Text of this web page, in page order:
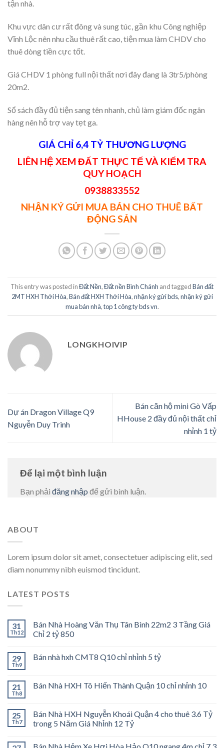
tận nhà.
Khu vực dân cư rất đông và sung túc, gần khu Công nghiệp
Vĩnh Lộc nên nhu cầu thuê rất cao, tiện mua làm CHDV cho
thuê dòng tiền cực tốt.
Giá CHDV 1 phòng full nội thất nơi đây đang là 3tr5/phòng
20m2.
Sổ sách đầy đủ tiện sang tên nhanh, chủ làm giám đốc ngân
hàng nên hỗ trợ vay tẹt ga.
GIÁ CHỈ 6,4 TỶ THƯƠNG LƯỢNG
LIÊN HỆ XEM ĐẤT THỰC TẾ VÀ KIỂM TRA
QUY HOẠCH
0938833552
NHẬN KÝ GỬI MUA BÁN CHO THUÊ BẤT
ĐỘNG SẢN
This entry was posted inĐất Nền,Đất nền Bình Chánh and taggedBán đất
2MT HXH Thới Hòa,Bán đất HXH Thới Hòa,nhận ký gửi bds,nhận ký gửi
mua bán nhà,top 1 công ty bds vn.
LONGKHOIVIP
Dự án Dragon Village Q9
Nguyễn Duy Trinh
Bán căn hộ mini Gò Vấp
HHouse 2 đầy đủ nội thất chỉ
nhỉnh 1 tỷ
Để lại một bình luận
Bạn phải đăng nhập để gửi bình luận.
ABOUT
Lorem ipsum dolor sit amet, consectetuer adipiscing elit, sed
diam nonummy nibh euismod tincidunt.
LATEST POSTS
31
Th12
Bán Nhà Hoàng Văn Thụ Tân Bình 22m2 3 Tầng Giá
Chỉ 2 tỷ 850
29
Th9
Bán nhà hxh CMT8 Q10 chỉ nhỉnh 5 tỷ
21
Th8
Bán Nhà HXH Tô Hiến Thành Quận 10 chỉ nhỉnh 10
25
Th7
Bán Nhà HXH Nguyễn Khoái Quận 4 cho thuê 3.6 Tỷ
trong 5 Năm Giá Nhỉnh 12 Tỷ